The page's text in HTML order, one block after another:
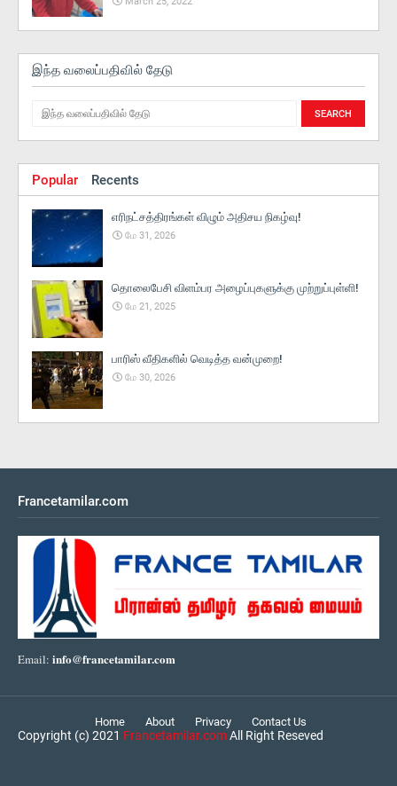
இந்த வலைப்பதிவில் தேடு
Popular Recents
எரிநட்சத்திரங்கள் விழும் அதிசய நிகழ்வு!
மே 31, 2026
தொலைபேசி விளம்பர அழைப்புகளுக்கு முற்றுப்புள்ளி!
மே 21, 2025
பாரிஸ் வீதிகளில் வெடித்த வன்முறை!
மே 30, 2026
Francetamilar.com
Email: info@francetamilar.com
Home About Privacy Contact Us
Copyright (c) 2021 Francetamilar.comAll Right Reseved